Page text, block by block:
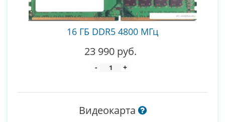
16 ГБ DDR5 4800 МГц
23 990 руб.
- +
Видеокарта